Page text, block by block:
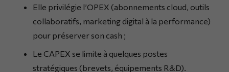
Elle privilégie l’OPEX (abonnements cloud, outils
collaboratifs, marketing digital à la performance)
pour préserver son cash ;
Le CAPEX se limite à quelques postes
stratégiques (brevets, équipements R&D).